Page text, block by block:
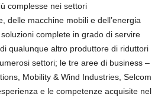
complesse nei settori
delle macchine mobili e dell’energia
complete in grado di servire
qualunque altro produttore di riduttori
settori; le tre aree di business –
Mobility & Wind Industries, Selcom
e le competenze acquisite nel